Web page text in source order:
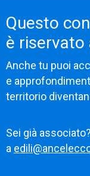
Questo
è riservato
Anche tu puoi
e
territorio
Sei già
a